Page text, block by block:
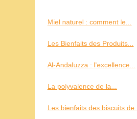
Miel naturel : comment le...
Les Bienfaits des Produits...
Al-Andaluzza : l'excellence...
La polyvalence de la...
Les bienfaits des biscuits de...